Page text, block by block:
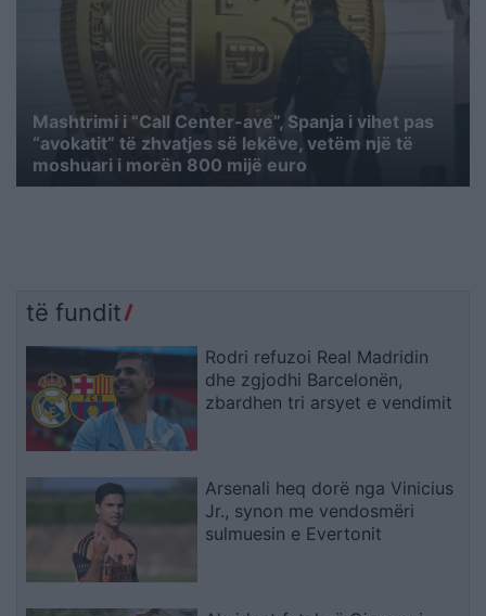
Mashtrimi i “Call Center-ave”, Spanja i vihet pas
“avokatit” të zhvatjes së lekëve, vetëm një të
moshuari i morën 800 mijë euro
të fundit
Rodri refuzoi Real Madridin
dhe zgjodhi Barcelonën,
zbardhen tri arsyet e vendimit
Arsenali heq dorë nga Vinicius
Jr., synon me vendosmëri
sulmuesin e Evertonit